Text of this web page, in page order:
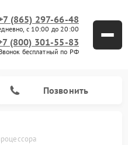
(865) 297-66-48
с 10:00 до 20:00
(800) 301-55-83
бесплатный по РФ
Позвонить